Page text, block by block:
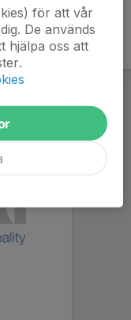
för att vår
De används
hjälpa oss att